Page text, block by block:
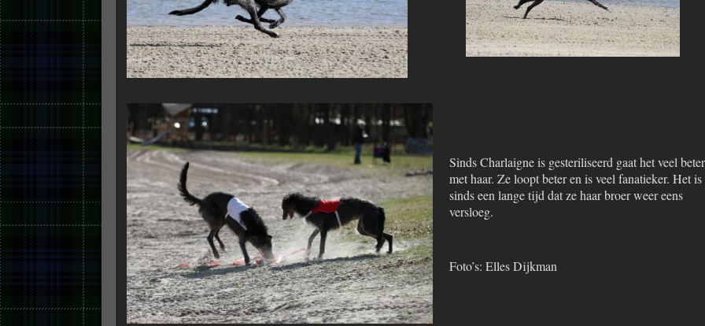
Sinds Charlaigne is gesteriliseerd gaat het veel beter
met haar. Ze loopt beter en is veel fanatieker. Het is
sinds een lange tijd dat ze haar broer weer eens
versloeg.
Foto’s: Elles Dijkman